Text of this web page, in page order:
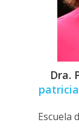
Dra.
Escuela